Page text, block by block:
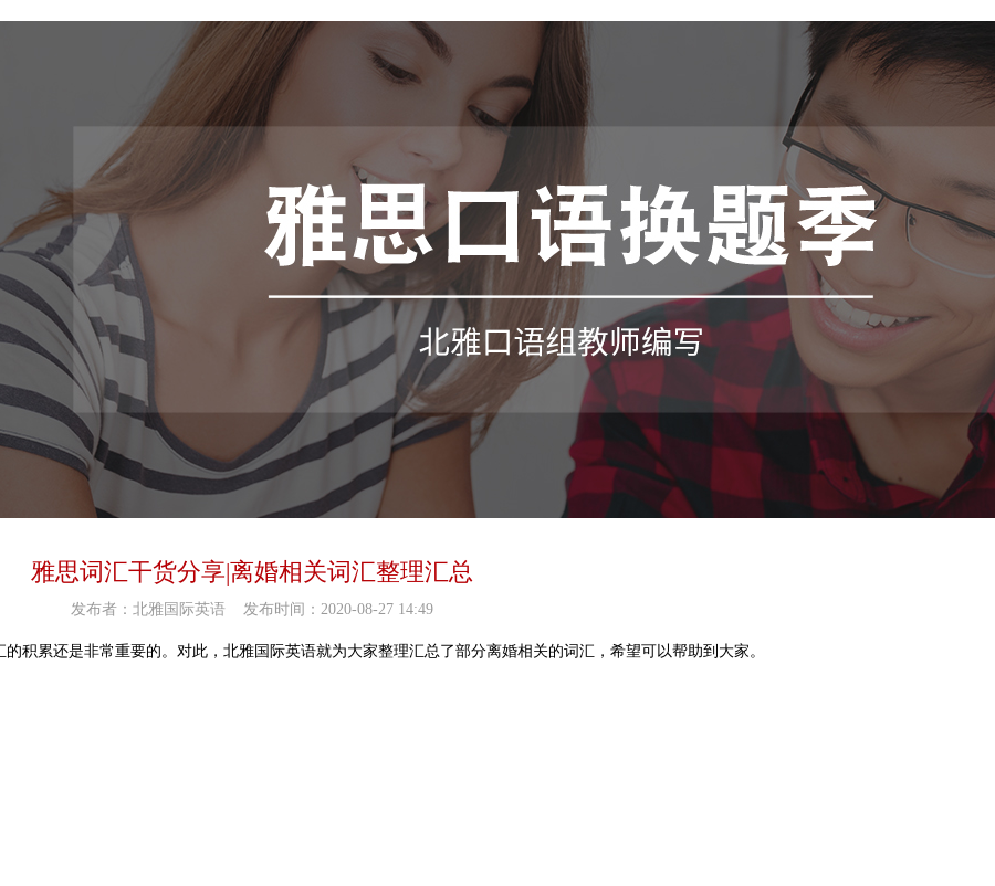
雅思词汇干货分享|离婚相关词汇整理汇总
发布者：北雅国际英语 发布时间：2020-08-27 14:49
积累还是非常重要的。对此，北雅国际英语就为大家整理汇总了部分离婚相关的词汇，希望可以帮助到大家。